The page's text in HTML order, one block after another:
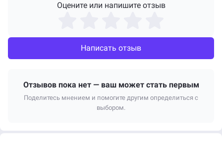
Оцените или напишите отзыв
Написать отзыв
Отзывов пока нет — ваш может стать первым
Поделитесь мнением и помогите другим определиться с
выбором.